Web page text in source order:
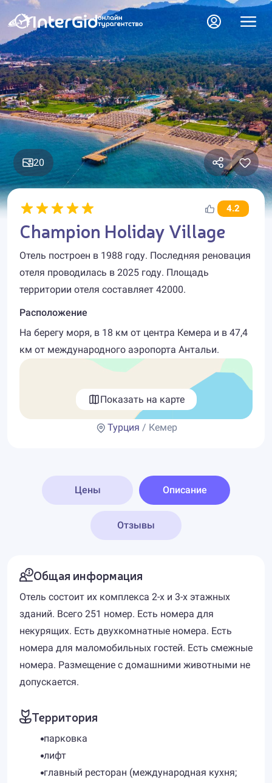
20
4.2
Champion Holiday Village
Отель построен в 1988 году. Последняя реновация
отеля проводилась в 2025 году. Площадь
территории отеля составляет 42000.
Расположение
На берегу моря, в 18 км от центра Кемера и в 47,4
км от международного аэропорта Антальи.
Показать на карте
Турция / Кемер
Цены Описание
Отзывы
Общая информация
Отель состоит их комплекса 2-х и 3-х этажных
зданий. Всего 251 номер. Есть номера для
некурящих. Есть двухкомнатные номера. Есть
номера для маломобильных гостей. Есть смежные
номера. Размещение с домашними животными не
допускается.
Территория
парковка
лифт
главный ресторан (международная кухня;